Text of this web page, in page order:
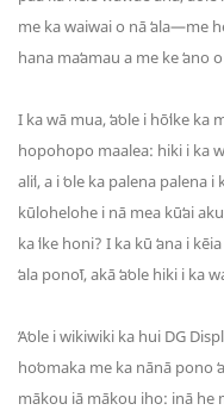
me ka waiwai o nā ʻala—me
hana maʻamau a me ke ʻano
I ka wā mua, ʻaʻole i hōʻike
hopohopo maalea: hiki i ka
aliʻi, a i ʻole ka palena
kūlohelohe i nā mea kūʻai
ka ʻike honi? I ka kū ʻana i
ʻala ponoʻī, akā ʻaʻole hiki i
ʻAʻole i wikiwiki ka hui DG
hoʻomaka me ka nānā pono
mākou iā mākou iho: inā he